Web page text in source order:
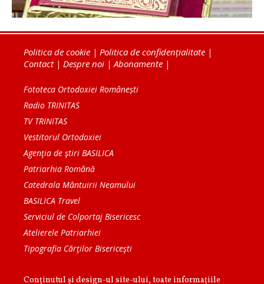
Politica de cookie | Politica de confidențialitate |
Contact| Despre noi |Abonamente |
Fototeca Ortodoxiei Românești
Radio TRINITAS
TV TRINITAS
Vestitorul Ortodoxiei
Agenţia de ştiri BASILICA
Patriarhia Română
Catedrala Mântuirii Neamului
BASILICA Travel
Serviciul de Colportaj Bisericesc
Atelierele Patriarhiei
Tipografia Cărţilor Bisericeşti
Conținutul și design-ul site-ului, toate informaţiile